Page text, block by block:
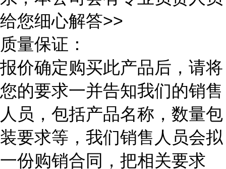
给您细心解答>>
质量保证：
报价确定购买此产品后，请将
您的要求一并告知我们的销售
人员，包括产品名称，数量包
装要求等，我们销售人员会拟
一份购销合同，把相关要求